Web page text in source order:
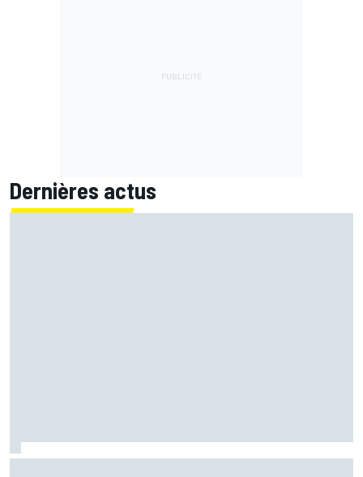
Dernières actus